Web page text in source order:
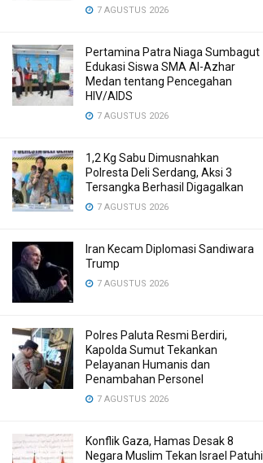
7 AGUSTUS 2026
Pertamina Patra Niaga Sumbagut
Edukasi Siswa SMA Al-Azhar
Medan tentang Pencegahan
HIV/AIDS
7 AGUSTUS 2026
1,2 Kg Sabu Dimusnahkan
Polresta Deli Serdang, Aksi 3
Tersangka Berhasil Digagalkan
7 AGUSTUS 2026
Iran Kecam Diplomasi Sandiwara
Trump
7 AGUSTUS 2026
Polres Paluta Resmi Berdiri,
Kapolda Sumut Tekankan
Pelayanan Humanis dan
Penambahan Personel
7 AGUSTUS 2026
Konflik Gaza, Hamas Desak 8
Negara Muslim Tekan Israel Patuhi